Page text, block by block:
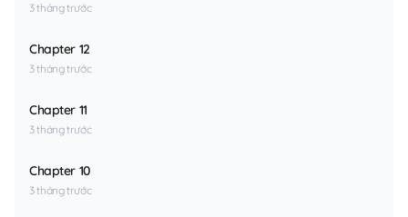
3 tháng trước
Chapter 12
3 tháng trước
Chapter 11
3 tháng trước
Chapter 10
3 tháng trước